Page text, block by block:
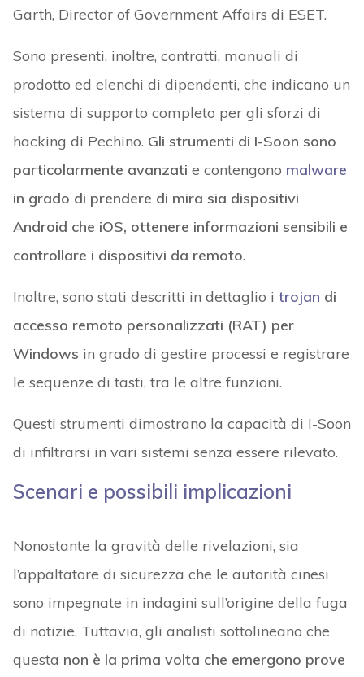
Garth, Director of Government Affairs di ESET.
Sono presenti, inoltre, contratti, manuali di
prodotto ed elenchi di dipendenti, che indicano un
sistema di supporto completo per gli sforzi di
hacking di Pechino. Gli strumenti di I-Soon sono
particolarmente avanzati e contengono malware
in grado di prendere di mira sia dispositivi
Android che iOS, ottenere informazioni sensibili e
controllare i dispositivi da remoto.
Inoltre, sono stati descritti in dettaglio i trojan di
accesso remoto personalizzati (RAT) per
Windows in grado di gestire processi e registrare
le sequenze di tasti, tra le altre funzioni.
Questi strumenti dimostrano la capacità di I-Soon
di infiltrarsi in vari sistemi senza essere rilevato.
Scenari e possibili implicazioni
Nonostante la gravità delle rivelazioni, sia
l’appaltatore di sicurezza che le autorità cinesi
sono impegnate in indagini sull’origine della fuga
di notizie. Tuttavia, gli analisti sottolineano che
questa non è la prima volta che emergono prove